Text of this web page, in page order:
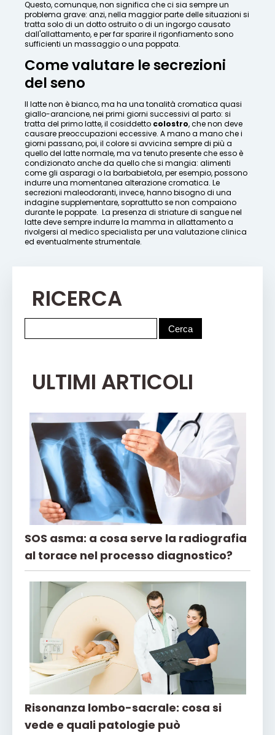
Questo, comunque, non significa che ci sia sempre un
problema grave: anzi, nella maggior parte delle situazioni si
tratta solo di un dotto ostruito o di un ingorgo causato
dall'allattamento, e per far sparire il rigonfiamento sono
sufficienti un massaggio o una poppata.
Come valutare le secrezioni
del seno
Il latte non è bianco, ma ha una tonalità cromatica quasi
giallo-arancione, nei primi giorni successivi al parto: si
tratta del primo latte, il cosiddetto colostro, che non deve
causare preoccupazioni eccessive. A mano a mano che i
giorni passano, poi, il colore si avvicina sempre di più a
quello del latte normale, ma va tenuto presente che esso è
condizionato anche da quello che si mangia: alimenti
come gli asparagi o la barbabietola, per esempio, possono
indurre una momentanea alterazione cromatica. Le
secrezioni maleodoranti, invece, hanno bisogno di una
indagine supplementare, soprattutto se non compaiono
durante le poppate. La presenza di striature di sangue nel
latte deve sempre indurre la mamma in allattamento a
rivolgersi al medico specialista per una valutazione clinica
ed eventualmente strumentale.
RICERCA
ULTIMI ARTICOLI
SOS asma: a cosa serve la radiografia
al torace nel processo diagnostico?
Risonanza lombo-sacrale: cosa si
vede e quali patologie può